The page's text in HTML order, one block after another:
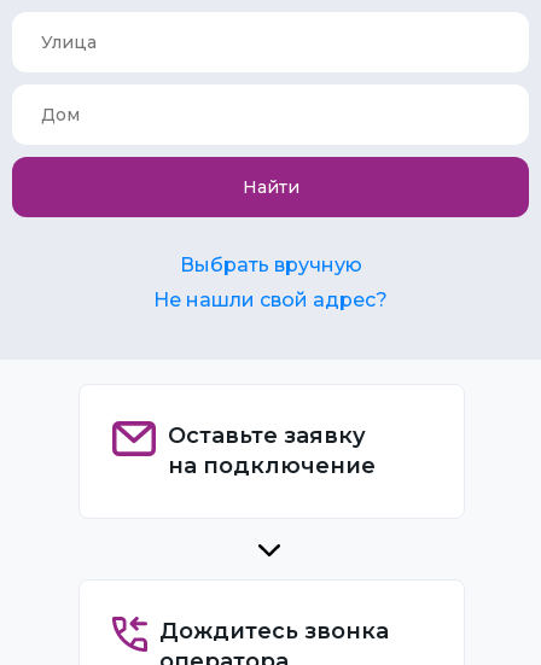
Найти
Выбрать вручную
Не нашли свой адрес?
Оставьте заявку
на подключение
Дождитесь звонка